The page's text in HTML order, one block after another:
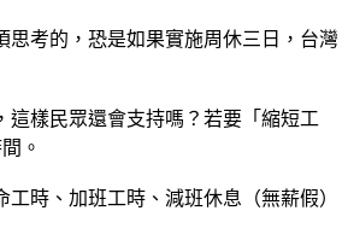
考的，恐是如果實施周休三日，台灣
樣民眾還會支持嗎？若要「縮短工
。
時、加班工時、減班休息（無薪假）